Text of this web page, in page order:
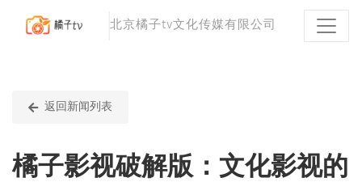
北京橘子tv文化传媒有限公司
返回新闻列表
橘子影视破解版：文化影视的